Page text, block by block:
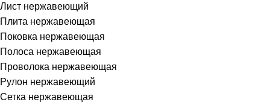
Лист нержавеющий
Плита нержавеющая
Поковка нержавеющая
Полоса нержавеющая
Проволока нержавеющая
Рулон нержавеющий
Сетка нержавеющая